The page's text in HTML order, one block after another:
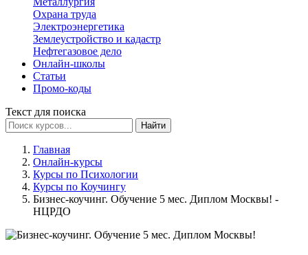
Охрана труда
Электроэнергетика
Землеустройство и кадастр
Нефтегазовое дело
Онлайн-школы
Статьи
Промо-коды
Текст для поиска
Найти
Главная
Онлайн-курсы
Курсы по Психологии
Курсы по Коучингу
Бизнес-коучинг. Обучение 5 мес. Диплом Москвы! -
НЦРДО